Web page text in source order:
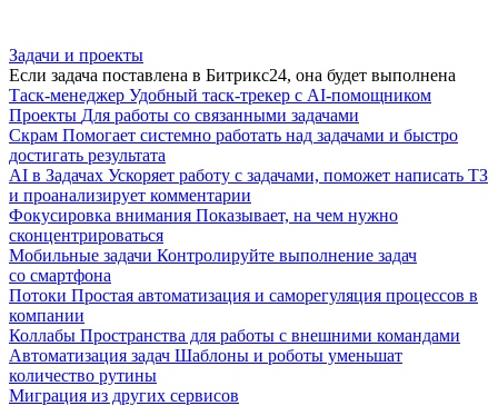
Задачи и проекты
Если задача поставлена в Битрикс24, она будет выполнена
Таск-менеджер Удобный таск-трекер с AI-помощником
Проекты Для работы со связанными задачами
Скрам Помогает системно работать над задачами и быстро
достигать результата
AI в Задачах Ускоряет работу с задачами, поможет написать ТЗ
и проанализирует комментарии
Фокусировка внимания Показывает, на чем нужно
сконцентрироваться
Мобильные задачи Контролируйте выполнение задач
со смартфона
Потоки Простая автоматизация и саморегуляция процессов в
компании
Коллабы Пространства для работы с внешними командами
Автоматизация задач Шаблоны и роботы уменьшат
количество рутины
Миграция из других сервисов